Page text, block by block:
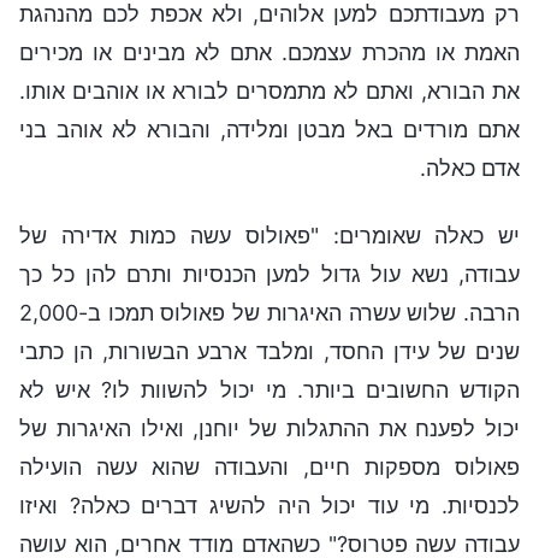
רק מעבודתכם למען אלוהים, ולא אכפת לכם מהנהגת
האמת או מהכרת עצמכם. אתם לא מבינים או מכירים
את הבורא, ואתם לא מתמסרים לבורא או אוהבים אותו.
אתם מורדים באל מבטן ומלידה, והבורא לא אוהב בני
אדם כאלה.
יש כאלה שאומרים: "פאולוס עשה כמות אדירה של
עבודה, נשא עול גדול למען הכנסיות ותרם להן כל כך
הרבה. שלוש עשרה האיגרות של פאולוס תמכו ב-2,000
שנים של עידן החסד, ומלבד ארבע הבשורות, הן כתבי
הקודש החשובים ביותר. מי יכול להשוות לו? איש לא
יכול לפענח את ההתגלות של יוחנן, ואילו האיגרות של
פאולוס מספקות חיים, והעבודה שהוא עשה הועילה
לכנסיות. מי עוד יכול היה להשיג דברים כאלה? ואיזו
עבודה עשה פטרוס?" כשהאדם מודד אחרים, הוא עושה